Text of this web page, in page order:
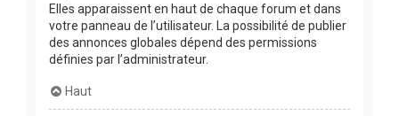
Elles apparaissent en haut de chaque forum et dans
votre panneau de l’utilisateur. La possibilité de publier
des annonces globales dépend des permissions
définies par l’administrateur.
Haut